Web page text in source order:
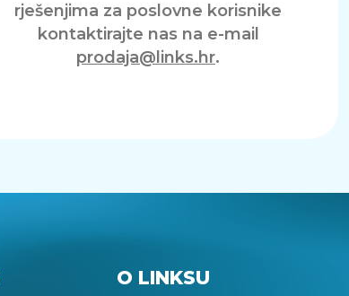
rješenjima za poslovne korisnike
kontaktirajte nas na e-mail
prodaja@links.hr.
O LINKSU